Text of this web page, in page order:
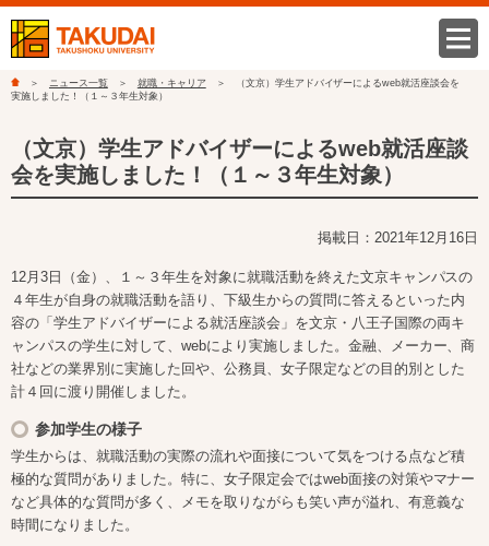
ニュース一覧 就職・キャリア
（文京）学生アドバイザーによるweb就活座談会を
実施しました！（１～３年生対象）
（文京）学生アドバイザーによるweb就活座談
会を実施しました！（１～３年生対象）
掲載日：2021年12月16日
12月 3日（金）、１～３年生を対象に就職活動を終えた文京キャンパスの
４年生が自身の就職活動を語り、下級生からの質問に答えるといった内
容の「学生アドバイザーによる就活座談会」を文京・八王子国際の両キ
ャンパスの学生に対して、 webにより実施しました。金融、メーカー、商
社などの業界別に実施した回や、公務員、女子限定などの目的別とした
計４回に渡り開催しました。
参加学生の様子
学生からは、就職活動の実際の流れや面接について気をつける点など積
極的な質問がありました。特に、女子限定会ではweb面接の対策やマナー
など具体的な質問が多く、メモを取りながらも笑い声が溢れ、有意義な
時間になりました。